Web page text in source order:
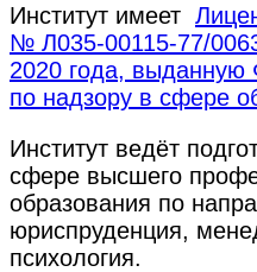
Институт имеет
№ Л035-00115-77/
2020 года, выданную
по надзору в сфере
Институт ведёт
сфере высшего
образования по
юриспруденция,
психология.